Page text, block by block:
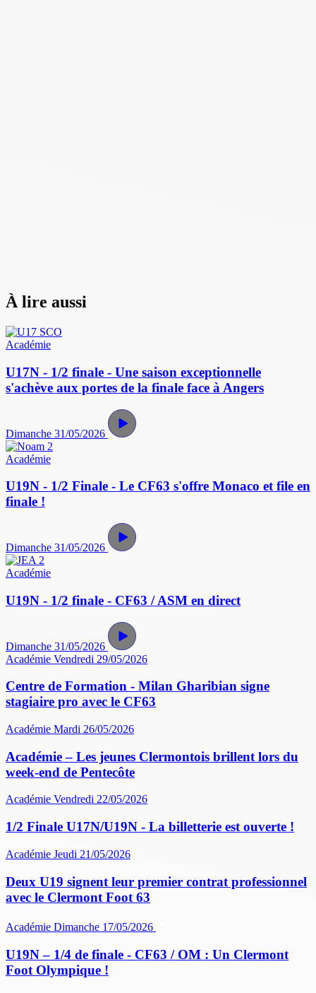
À lire aussi
Académie
U17N - 1/2 finale - Une saison exceptionnelle
s'achève aux portes de la finale face à Angers
Dimanche 31/05/2026
Académie
U19N - 1/2 Finale - Le CF63 s'offre Monaco et file en
finale !
Dimanche 31/05/2026
Académie
U19N - 1/2 finale - CF63 / ASM en direct
Dimanche 31/05/2026
Académie Vendredi 29/05/2026
Centre de Formation - Milan Gharibian signe
stagiaire pro avec le CF63
Académie Mardi 26/05/2026
Académie – Les jeunes Clermontois brillent lors du
week-end de Pentecôte
Académie Vendredi 22/05/2026
1/2 Finale U17N/U19N - La billetterie est ouverte !
Académie Jeudi 21/05/2026
Deux U19 signent leur premier contrat professionnel
avec le Clermont Foot 63
Académie Dimanche 17/05/2026
U19N – 1/4 de finale - CF63 / OM : Un Clermont
Foot Olympique !